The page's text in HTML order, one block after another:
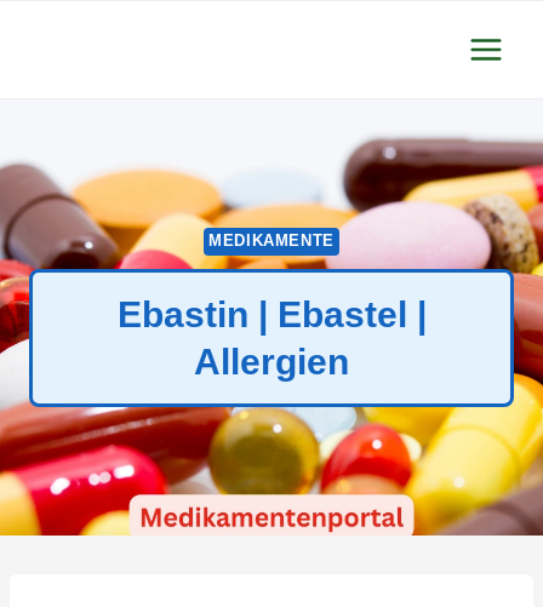
MEDIKAMENTE
Ebastin | Ebastel |
Allergien